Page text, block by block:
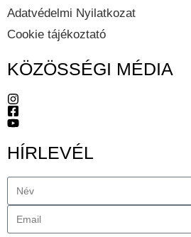
Adatvédelmi Nyilatkozat
Cookie tájékoztató
KÖZÖSSÉGI MÉDIA
HÍRLEVÉL